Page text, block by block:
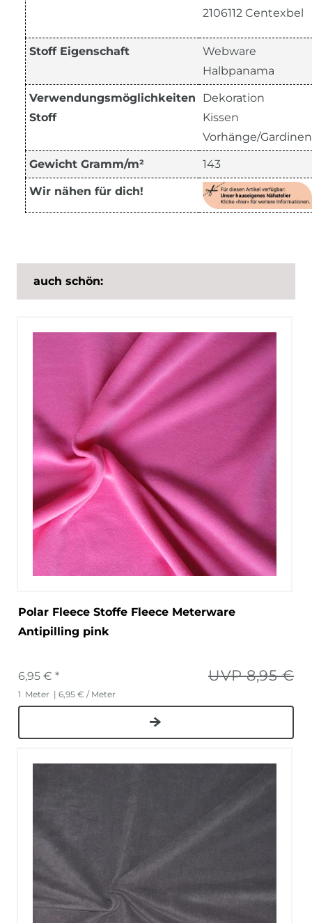
2106112 Centexbel
Stoff Eigenschaft
Webware
Halbpanama
Verwendungsmöglichkeiten
Stoff
Dekoration
Kissen
Vorhänge/Gardinen
Gewicht Gramm/m² 143
Wir nähen für dich!
auch schön:
Polar Fleece Stoffe Fleece Meterware
Antipilling pink
UVP 8,95 €
6,95 € *
1 Meter | 6,95 € / Meter